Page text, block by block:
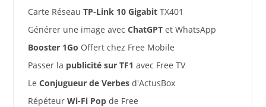
Carte Réseau TP-Link 10 GigabitTX401
Générer une image avec ChatGPTet WhatsApp
Booster 1Go Offert chez Free Mobile
Passer la publicité sur TF1 avec Free TV
Le Conjugueur de Verbesd'ActusBox
Répéteur Wi-Fi Popde Free